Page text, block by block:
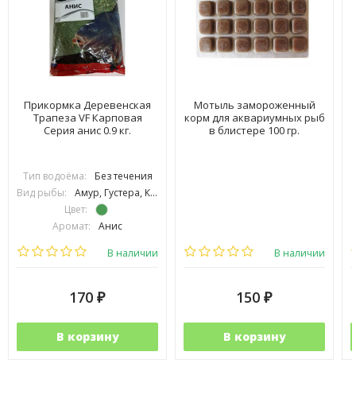
Прикормка Деревенская
Трапеза VF Карповая
Серия анис 0.9 кг.
Тип водоёма:
Без течения
Вид рыбы:
Амур, Густера, Карась, Карп, Линь, Плотва, Подлещик, Подуст, Язь
Цвет:
Аромат:
Анис
Фракция:
В наличии
170 ₽
В корзину
Мотыль замороженный
корм для аквариумных рыб
в блистере 100 гр.
В наличии
150 ₽
В корзину